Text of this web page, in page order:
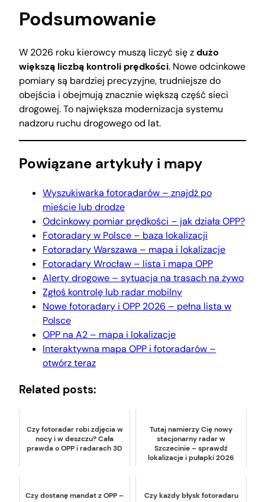
Podsumowanie
W 2026 roku kierowcy muszą liczyć się zdużo
większą liczbą kontroli prędkości. Nowe odcinkowe
pomiary są bardziej precyzyjne, trudniejsze do
obejścia i obejmują znacznie większą część sieci
drogowej. To największa modernizacja systemu
nadzoru ruchu drogowego od lat.
Powiązane artykuły i mapy
Wyszukiwarka fotoradarów – znajdź po
mieście lub drodze
Odcinkowy pomiar prędkości – jak działa OPP?
Fotoradary w Polsce – baza lokalizacji
Fotoradary Warszawa – mapa i lokalizacje
Fotoradary Wrocław – lista i mapa OPP
Alerty drogowe – sytuacja na trasach na żywo
Zgłoś kontrolę lub radar mobilny
Nowe fotoradary i OPP 2026 – pełna lista w
Polsce
OPP na A2 – mapa i lokalizacje
Interaktywna mapa OPP i fotoradarów –
otwórz teraz
Related posts:
Czy fotoradar robi zdjęcia w
nocy i w deszczu? Cała
prawda o OPP i radarach 3D
Tutaj namierzy Cię nowy
stacjonarny radar w
Szczecinie – sprawdź
lokalizacje i pułapki 2026
Czy dostanę mandat z OPP –
Czy każdy błysk fotoradaru